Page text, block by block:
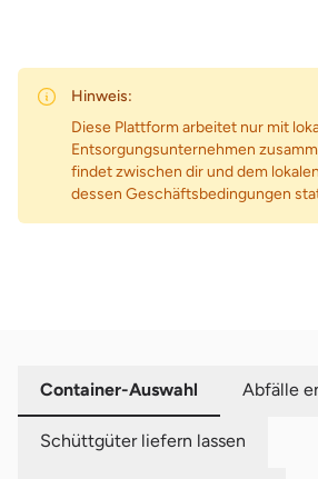
Hinweis:
Diese Plattform arbeitet nur mit
Entsorgungsunternehmen
findet zwischen dir und dem
dessen Geschäftsbedingungen
Container-Auswahl Abfälle
Schüttgüter liefern lassen